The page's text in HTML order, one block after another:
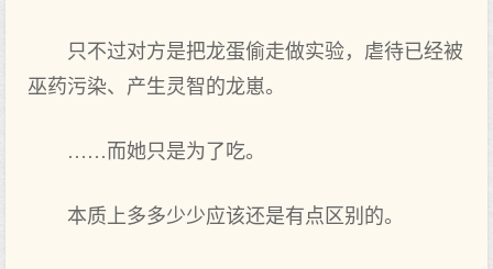
只不过对方是把龙蛋偷走做实验，虐待已经被
巫药污染、产生灵智的龙崽。
……而她只是为了吃。
本质上多多少少应该还是有点区别的。